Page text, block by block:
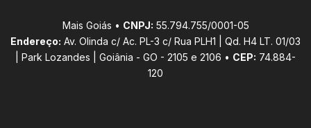
Mais Goiás • CNPJ: 55.794.755/0001-05
Endereço: Av. Olinda c/ Ac. PL-3 c/ Rua PLH1 | Qd. H4 LT. 01/03
| Park Lozandes | Goiânia - GO - 2105 e 2106 • CEP: 74.884-
120